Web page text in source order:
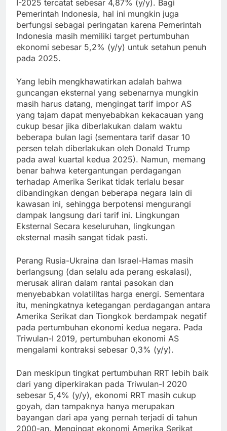
I-2025 tercatat sebesar 4,87% (y/y). Bagi
Pemerintah Indonesia, hal ini mungkin juga
berfungsi sebagai peringatan karena Pemerintah
Indonesia masih memiliki target pertumbuhan
ekonomi sebesar 5,2% (y/y) untuk setahun penuh
pada 2025.
Yang lebih mengkhawatirkan adalah bahwa
guncangan eksternal yang sebenarnya mungkin
masih harus datang, mengingat tarif impor AS
yang tajam dapat menyebabkan kekacauan yang
cukup besar jika diberlakukan dalam waktu
beberapa bulan lagi (sementara tarif dasar 10
persen telah diberlakukan oleh Donald Trump
pada awal kuartal kedua 2025). Namun, memang
benar bahwa ketergantungan perdagangan
terhadap Amerika Serikat tidak terlalu besar
dibandingkan dengan beberapa negara lain di
kawasan ini, sehingga berpotensi mengurangi
dampak langsung dari tarif ini. Lingkungan
Eksternal Secara keseluruhan, lingkungan
eksternal masih sangat tidak pasti.
Perang Rusia-Ukraina dan Israel-Hamas masih
berlangsung (dan selalu ada perang eskalasi),
merusak aliran dalam rantai pasokan dan
menyebabkan volatilitas harga energi. Sementara
itu, meningkatnya ketegangan perdagangan antara
Amerika Serikat dan Tiongkok berdampak negatif
pada pertumbuhan ekonomi kedua negara. Pada
Triwulan-I 2019, pertumbuhan ekonomi AS
mengalami kontraksi sebesar 0,3% (y/y).
Dan meskipun tingkat pertumbuhan RRT lebih baik
dari yang diperkirakan pada Triwulan-I 2020
sebesar 5,4% (y/y), ekonomi RRT masih cukup
goyah, dan tampaknya hanya merupakan
bayangan dari apa yang pernah terjadi di tahun
2000-an. Mengingat ekonomi Amerika Serikat